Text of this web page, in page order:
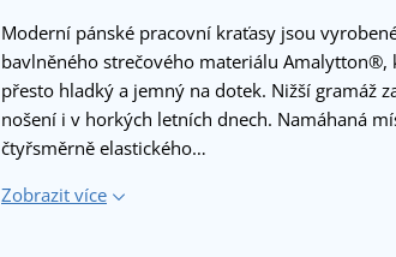
Moderní pánské pracovní kraťasy jsou
bavlněného strečového materiálu Amalytton®,
přesto hladký a jemný na dotek. Nižší gramáž
nošení i v horkých letních dnech. Namáhaná
čtyřsměrně elastického…
Zobrazit více